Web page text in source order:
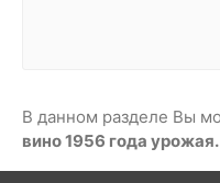
В данном разделе Вы
вино 1956 года урожая.